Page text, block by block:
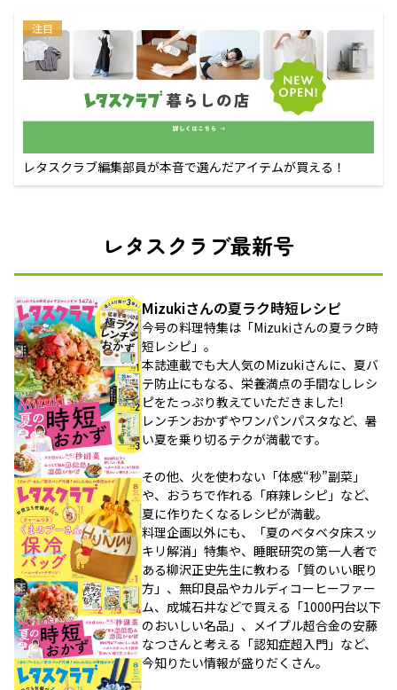
注目
レタスクラブ編集部員が本音で選んだアイテムが買える！
レタスクラブ最新号
Mizukiさんの夏ラク時短レシピ
今号の料理特集は「Mizukiさんの夏ラク時
短レシピ」。
本誌連載でも大人気のMizukiさんに、夏バ
テ防止にもなる、栄養満点の手間なしレシ
ピをたっぷり教えていただきました!
レンチンおかずやワンパンパスタなど、暑
い夏を乗り切るテクが満載です。
その他、火を使わない「体感“秒”副菜」
や、おうちで作れる「麻辣レシピ」など、
夏に作りたくなるレシピが満載。
料理企画以外にも、「夏のベタベタ床スッ
キリ解消」特集や、睡眠研究の第一人者で
ある柳沢正史先生に教わる「質のいい眠り
方」、無印良品やカルディコーヒーファー
ム、成城石井などで買える「1000円台以下
のおいしい名品」、メイプル超合金の安藤
なつさんと考える「認知症超入門」など、
今知りたい情報が盛りだくさん。